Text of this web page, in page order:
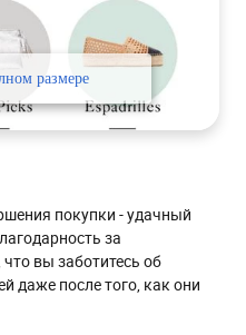
покупки - удачный
за
вы заботитесь об
даже после того, как они